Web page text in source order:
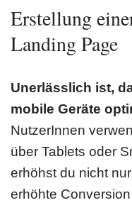
Erstellung
Landing Page
Unerlässlich ist,
mobile Geräte
NutzerInnen
über Tablets oder
erhöhst du nicht
erhöhte